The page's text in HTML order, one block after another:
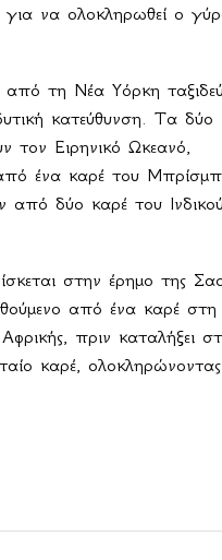
να ολοκληρωθεί ο
από τη Νέα Υόρκη
κατεύθυνση. Τα
τον Ειρηνικό Ωκεανό,
ένα καρέ του
από δύο καρέ του
στην έρημο της
από ένα καρέ στη
πριν καταλήξει
καρέ,